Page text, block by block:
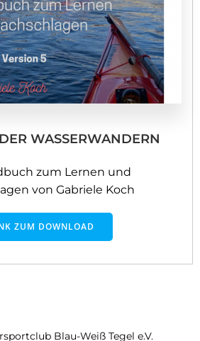
WASSERWANDERN
zum Lernen und
von Gabriele Koch
ZUM DOWNLOAD
Blau-Weiß Tegel e.V.